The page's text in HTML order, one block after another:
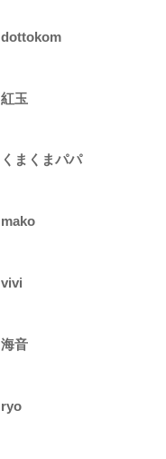
dottokom
紅玉
くまくまパパ
mako
vivi
海音
ryo